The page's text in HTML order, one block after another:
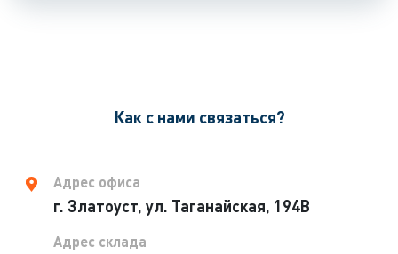
Как с нами связаться?
Адрес офиса
г. Златоуст, ул. Таганайская, 194В
Адрес склада